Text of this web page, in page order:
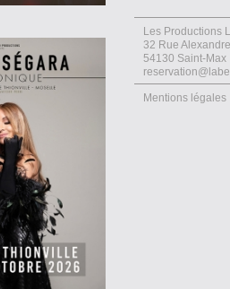
Les Productions
32 Rue
54130 Saint-Max
Mentions légales